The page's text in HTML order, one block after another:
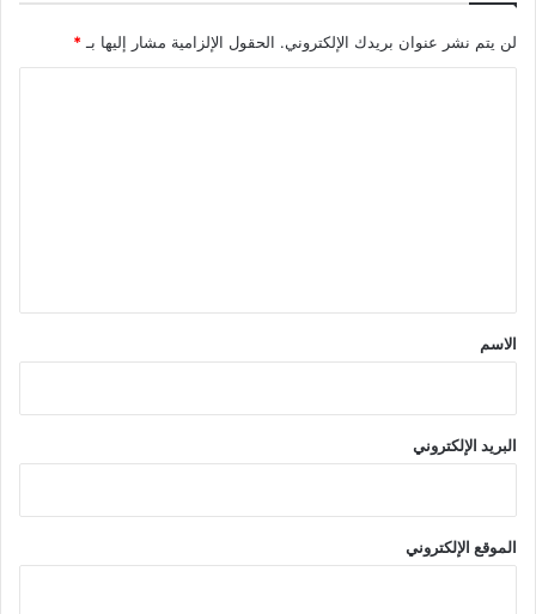
لن يتم نشر عنوان بريدك الإلكتروني. الحقول الإلزامية مشار إليها بـ *
*
الاسم
البريد الإلكتروني
الموقع الإلكتروني